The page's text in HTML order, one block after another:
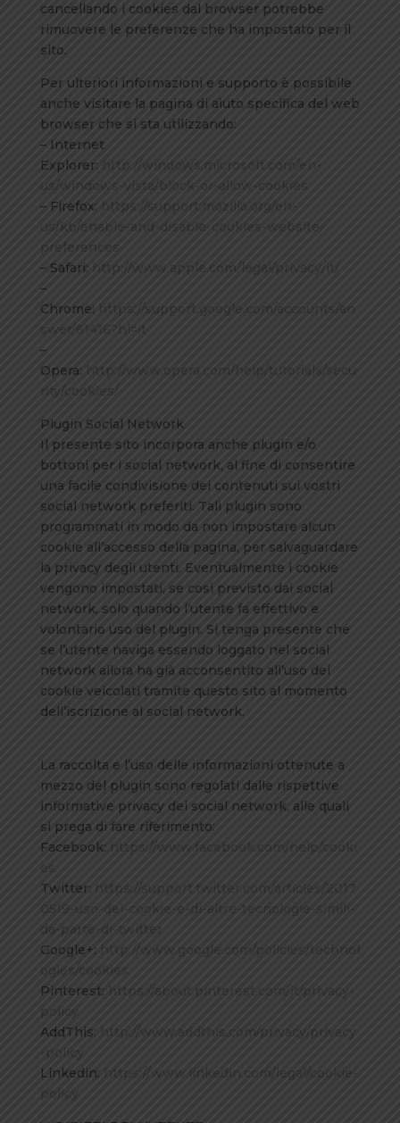
cancellando i cookies dal browser potrebbe
rimuovere le preferenze che ha impostato per il
sito.
Per ulteriori informazioni e supporto è possibile
anche visitare la pagina di aiuto specifica del web
browser che si sta utilizzando:
– Internet
Explorer: http://windows.microsoft.com/en-
us/windows-vista/block-or-allow-cookies
– Firefox: https://support.mozilla.org/en-
us/kb/enable-and-disable-cookies-website-
preferences
– Safari: http://www.apple.com/legal/privacy/it/
–
Chrome: https://support.google.com/accounts/an
swer/61416?hl=it
–
Opera: http://www.opera.com/help/tutorials/secu
rity/cookies/
Plugin Social Network
Il presente sito incorpora anche plugin e/o
bottoni per i social network, al fine di consentire
una facile condivisione dei contenuti sui vostri
social network preferiti. Tali plugin sono
programmati in modo da non impostare alcun
cookie all’accesso della pagina, per salvaguardare
la privacy degli utenti. Eventualmente i cookie
vengono impostati, se così previsto dai social
network, solo quando l’utente fa effettivo e
volontario uso del plugin. Si tenga presente che
se l’utente naviga essendo loggato nel social
network allora ha già acconsentito all’uso dei
cookie veicolati tramite questo sito al momento
dell’iscrizione al social network.
La raccolta e l’uso delle informazioni ottenute a
mezzo del plugin sono regolati dalle rispettive
informative privacy dei social network, alle quali
si prega di fare riferimento:
Facebook: https://www.facebook.com/help/cooki
es
Twitter: https://support.twitter.com/articles/2017
0519-uso-dei-cookie-e-di-altre-tecnologie-simili-
da-parte-di-twitter
Google+: http://www.google.com/policies/technol
ogies/cookies
Pinterest: https://about.pinterest.com/it/privacy-
policy
AddThis:
http://www.addthis.com/privacy/privacy
-policy
Linkedin:
https://www.linkedin.com/legal/cookie-
policy